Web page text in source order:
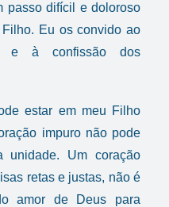
difícil e doloroso
Eu os convido ao
e à confissão dos
estar em meu Filho
impuro não pode
Um coração
retas e justas, não é
amor de Deus para